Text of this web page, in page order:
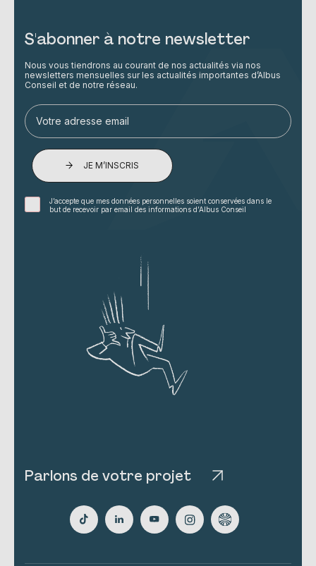
S'abonner à notre newsletter
Nous vous tiendrons au courant de nos actualités via nos
newsletters mensuelles sur les actualités importantes d’Albus
Conseil et de notre réseau.
JE M’INSCRIS
J’accepte que mes données personnelles soient conservées dans le
but de recevoir par email des informations d’Albus Conseil
Parlons de votre projet